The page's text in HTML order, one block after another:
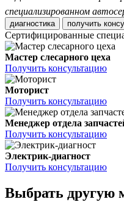
специализированном
диагностика получить
Сертифицированные
Мастер слесарного цеха
Получить консультацию
Моторист
Получить консультацию
Менеджер отдела
Получить консультацию
Электрик-диагност
Получить консультацию
Выбрать другую